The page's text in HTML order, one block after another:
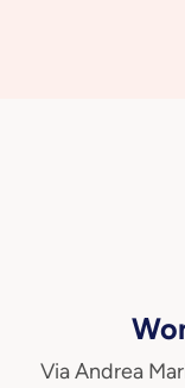
Via Andrea